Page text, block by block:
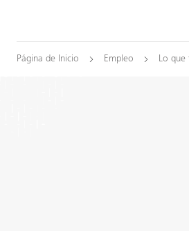
Página de Inicio Empleo Lo que